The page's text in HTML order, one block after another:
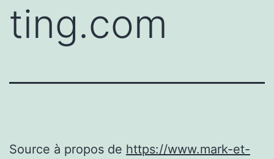
ting.com
Source à propos de https://www.mark-et-